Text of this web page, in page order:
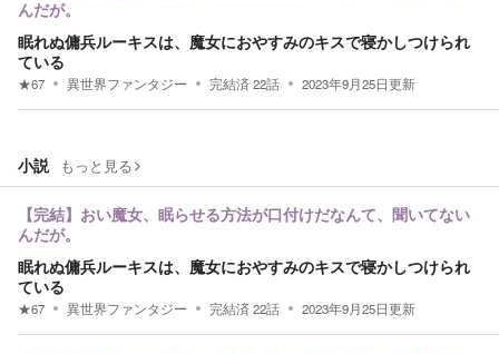
んだが。
眠れぬ傭兵ルーキスは、魔女におやすみのキスで寝かしつけられ
ている
★67 異世界ファンタジー 完結済22話 2023年9月25日更新
小説 もっと見る
【完結】おい魔女、眠らせる方法が口付けだなんて、聞いてない
んだが。
眠れぬ傭兵ルーキスは、魔女におやすみのキスで寝かしつけられ
ている
★67 異世界ファンタジー 完結済22話 2023年9月25日更新